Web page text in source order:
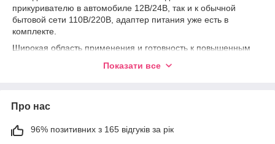
прикуривателю в автомобиле 12В/24В, так и к обычной
бытовой сети 110В/220В, адаптер питания уже есть в
комплекте.
Широкая область применения и готовность к повышенным
управляете водным судном, то холодильник будет
наклона до 30°
Показати все
Про нас
96% позитивних з 165 відгуків за рік